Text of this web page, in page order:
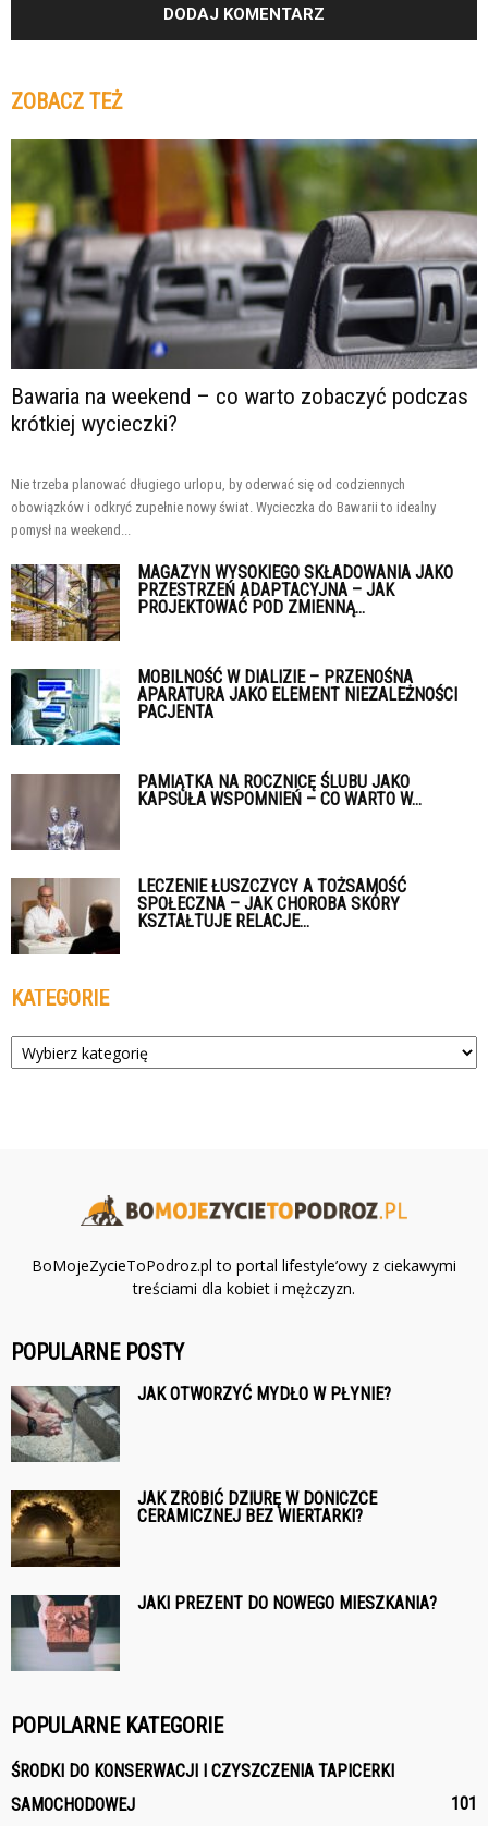
ZOBACZ TEŻ
Bawaria na weekend – co warto zobaczyć podczas
krótkiej wycieczki?
Nie trzeba planować długiego urlopu, by oderwać się od codziennych
obowiązków i odkryć zupełnie nowy świat. Wycieczka do Bawarii to idealny
pomysł na weekend...
MAGAZYN WYSOKIEGO SKŁADOWANIA JAKO
PRZESTRZEŃ ADAPTACYJNA – JAK
PROJEKTOWAĆ POD ZMIENNĄ...
MOBILNOŚĆ W DIALIZIE – PRZENOŚNA
APARATURA JAKO ELEMENT NIEZALEŻNOŚCI
PACJENTA
PAMIĄTKA NA ROCZNICĘ ŚLUBU JAKO
KAPSUŁA WSPOMNIEŃ – CO WARTO W...
LECZENIE ŁUSZCZYCY A TOŻSAMOŚĆ
SPOŁECZNA – JAK CHOROBA SKÓRY
KSZTAŁTUJE RELACJE...
KATEGORIE
Kategorie
BoMojeZycieToPodroz.pl to portal lifestyle’owy z ciekawymi
treściami dla kobiet i mężczyzn.
POPULARNE POSTY
JAK OTWORZYĆ MYDŁO W PŁYNIE?
JAK ZROBIĆ DZIURĘ W DONICZCE
CERAMICZNEJ BEZ WIERTARKI?
JAKI PREZENT DO NOWEGO MIESZKANIA?
POPULARNE KATEGORIE
ŚRODKI DO KONSERWACJI I CZYSZCZENIA TAPICERKI
SAMOCHODOWEJ
101